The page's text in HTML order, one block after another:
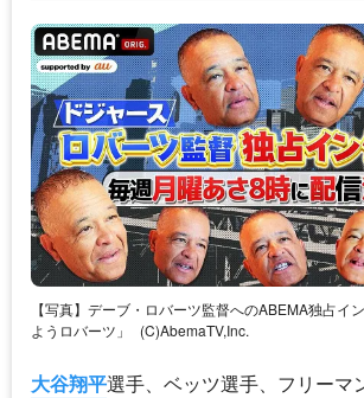
【写真】デーブ・ロバーツ監督へのABEMA独占イ
ようロバーツ」
(C)AbemaTV,Inc.
大谷翔平選手、ベッツ選手、フリーマ